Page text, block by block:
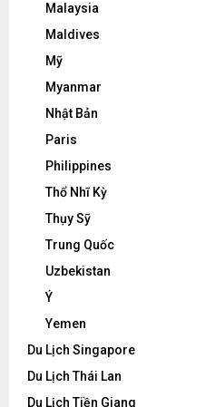
Malaysia
Maldives
Mỹ
Myanmar
Nhật Bản
Paris
Philippines
Thổ Nhĩ Kỳ
Thụy Sỹ
Trung Quốc
Uzbekistan
Ý
Yemen
Du Lịch Singapore
Du Lịch Thái Lan
Du Lịch Tiền Giang